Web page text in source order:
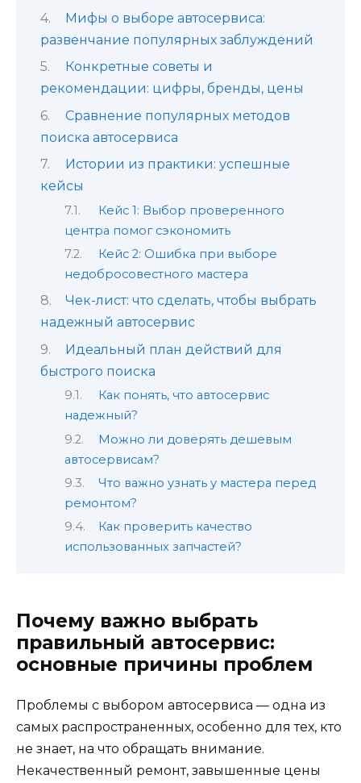
Мифы о выборе автосервиса:
развенчание популярных заблуждений
Конкретные советы и
рекомендации: цифры, бренды, цены
Сравнение популярных методов
поиска автосервиса
Истории из практики: успешные
кейсы
Кейс 1: Выбор проверенного
центра помог сэкономить
Кейс 2: Ошибка при выборе
недобросовестного мастера
Чек-лист: что сделать, чтобы выбрать
надежный автосервис
Идеальный план действий для
быстрого поиска
Как понять, что автосервис
надежный?
Можно ли доверять дешевым
автосервисам?
Что важно узнать у мастера перед
ремонтом?
Как проверить качество
использованных запчастей?
Почему важно выбрать
правильный автосервис:
основные причины проблем
Проблемы с выбором автосервиса — одна из
самых распространенных, особенно для тех, кто
не знает, на что обращать внимание.
Некачественный ремонт, завышенные цены